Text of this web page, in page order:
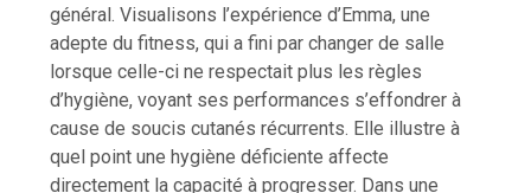
général. Visualisons l’expérience d’Emma, une
adepte du fitness, qui a fini par changer de salle
lorsque celle-ci ne respectait plus les règles
d’hygiène, voyant ses performances s’effondrer à
cause de soucis cutanés récurrents. Elle illustre à
quel point une hygiène déficiente affecte
directement la capacité à progresser. Dans une